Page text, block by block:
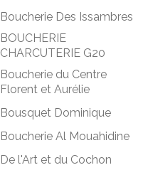
Boucherie Des Issambres
BOUCHERIE
CHARCUTERIE G20
Boucherie du Centre
Florent et Aurélie
Bousquet Dominique
Boucherie Al Mouahidine
De l'Art et du Cochon